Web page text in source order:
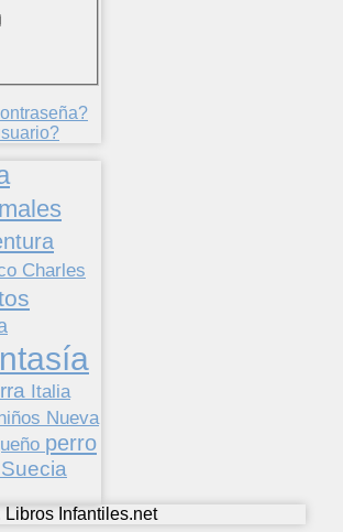
Charles
Italia
Nueva
perro
Suecia
Infantiles.net